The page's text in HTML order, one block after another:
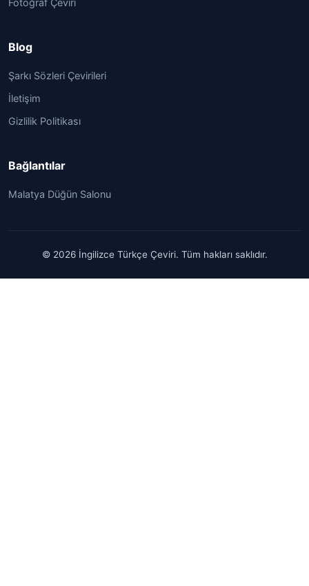
Blog
Şarkı Sözleri Çevirileri
İletişim
Gizlilik Politikası
Bağlantılar
Malatya Düğün Salonu
© 2026 İngilizce Türkçe Çeviri. Tüm hakları saklıdır.